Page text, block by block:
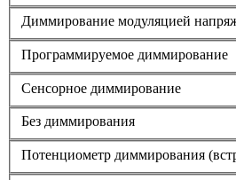
Диммирование модуляцией
Программируемое диммирование
Сенсорное диммирование
Без диммирования
Потенциометр диммирования